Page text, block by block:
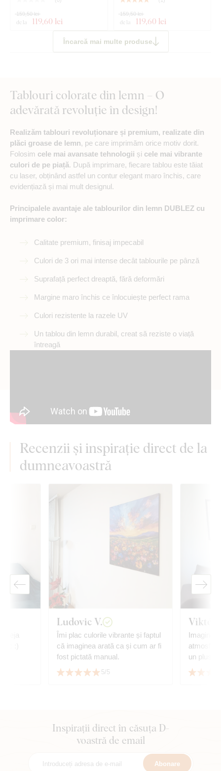
de la 119,60 lei
159,50 lei
de la 119,60 lei
159,50 lei
Încarcă mai multe produse
Tablouri colorate din lemn – O
adevărată revoluție în design!
Realizăm tablouri revoluționare și premium, realizate din
plăci groase de lemn, pe care imprimăm orice motiv dorit.
Folosim cele mai avansate tehnologii și cele mai vibrante
culori de pe piață. După imprimare, fiecare tablou este tăiat
cu laser, obținând astfel un contur elegant maro închis, care
evidențiază și mai mult designul.
Principalele avantaje ale tablourilor din lemn DUBLEZ cu
imprimare color:
Calitate premium, finisaj impecabil
Culori de 3 ori mai intense decât tablourile pe pânză
Suprafață perfect dreaptă, fără deformări
Margine maro închis ce înlocuiește perfect rama
Culori rezistente la razele UV
Un tablou din lemn durabil, creat să reziste o viață
întreagă
Recenzii și inspirație direct de la
dumneavoastră
Ludovic V.
Îmi plac culorile vibrante și faptul
că imaginea arată ca și cum ar fi
fost pictată manual.
5/5
Imaginea
un plus
foarte
serviciu.
Inspirații direct în căsuța D-
voastră de email
Abonare